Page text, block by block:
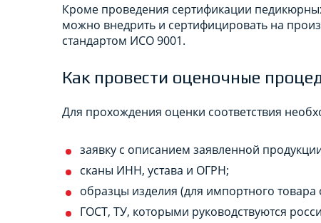
Кроме проведения сертификации
можно внедрить и сертифицировать на
стандартом ИСО 9001.
Как провести оценочные
Для прохождения оценки соответствия
заявку с описанием заявленной
сканы ИНН, устава и ОГРН;
образцы изделия (для импортного
ГОСТ, ТУ, которыми руководствуются